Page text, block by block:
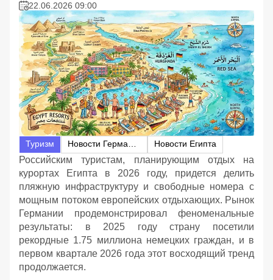
22.06.2026 09:00
Туризм Новости Египта
Российским туристам, планирующим отдых на
курортах Египта в 2026 году, придется делить
пляжную инфраструктуру и свободные номера с
мощным потоком европейских отдыхающих. Рынок
Германии продемонстрировал феноменальные
результаты: в 2025 году страну посетили
рекордные 1.75 миллиона немецких граждан, и в
первом квартале 2026 года этот восходящий тренд
продолжается.